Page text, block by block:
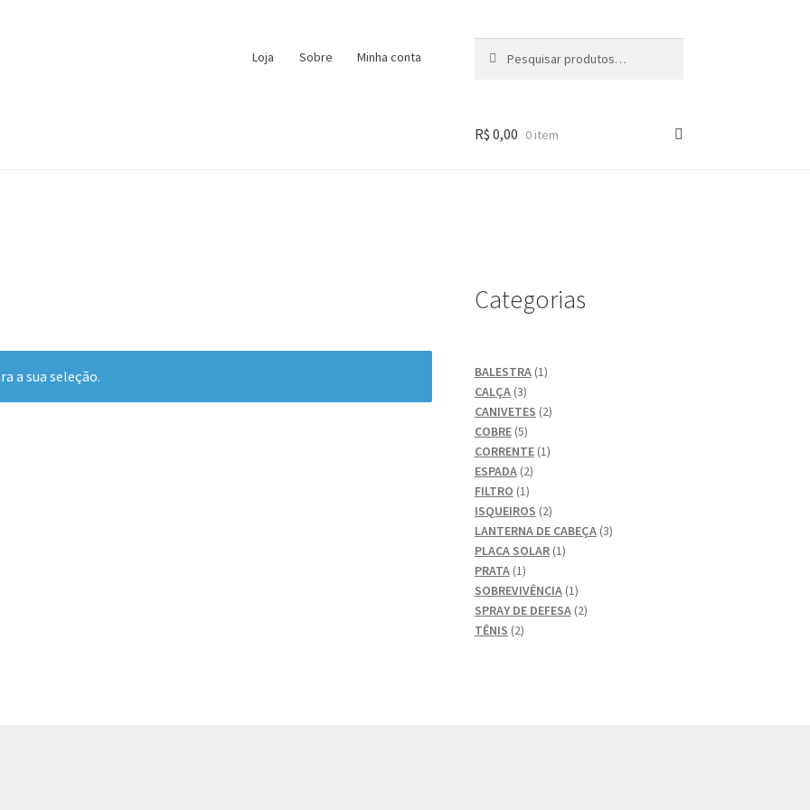
Loja Sobre Minha conta
por:
R$ 0,00 0 item
a sua seleção.
Categorias
BALESTRA 11
CALÇA 33
produtos
CANIVETES 22
COBRE 55
produtos
CORRENTE 11
ESPADA 22
produtos
FILTRO 11
produto
ISQUEIROS 22
produtos
LANTERNA DE CABEÇA 33
PLACA SOLAR 11
PRATA 11
produto
SOBREVIVÊNCIA 11
produto
SPRAY DE DEFESA 22
TÊNIS 22